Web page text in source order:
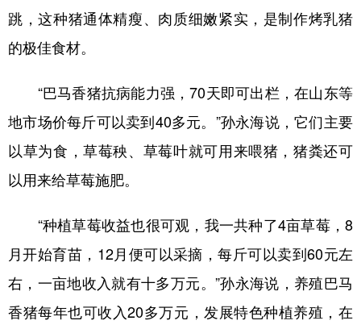
公益
地方频道
北京
浙江 安徽 福建 江西
广东 广西 海南 重庆
跳，这种猪通体精瘦、肉质细嫩紧实，是制作烤乳猪
的极佳食材。
“巴马香猪抗病能力强，70天即可出栏，在山东等
地市场价每斤可以卖到40多元。”孙永海说，它们主要
以草为食，草莓秧、草莓叶就可用来喂猪，猪粪还可
以用来给草莓施肥。
“种植草莓收益也很可观，我一共种了4亩草莓，8
月开始育苗，12月便可以采摘，每斤可以卖到60元左
右，一亩地收入就有十多万元。”孙永海说，养殖巴马
香猪每年也可收入20多万元，发展特色种植养殖，在